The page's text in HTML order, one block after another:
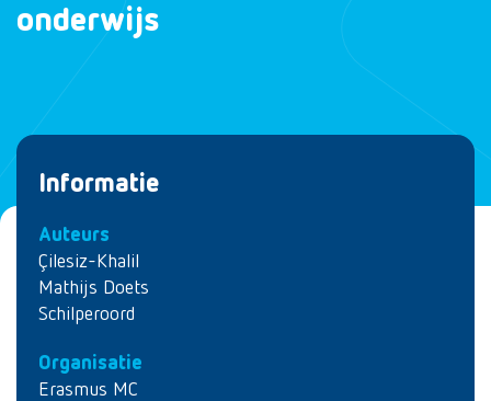
onderwijs
Informatie
Auteurs
Çilesiz-Khalil
Mathijs Doets
Schilperoord
Organisatie
Erasmus MC